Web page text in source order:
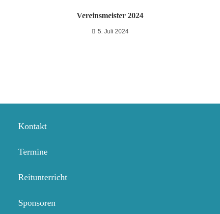
Vereinsmeister 2024
5. Juli 2024
Kontakt
Termine
Reitunterricht
Sponsoren